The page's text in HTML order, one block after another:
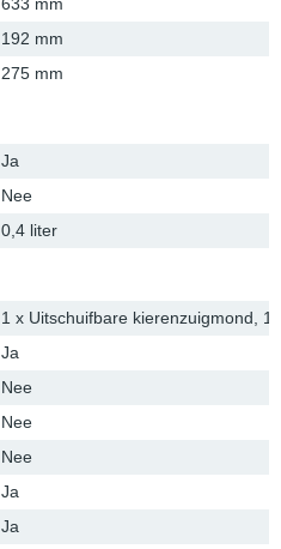
192 mm
275 mm
Ja
Nee
0,4 liter
1 x Uitschuifbare kierenzuigmond,
Ja
Nee
Nee
Nee
Ja
Ja